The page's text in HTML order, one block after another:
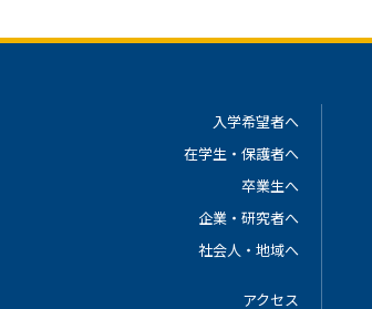
入学希望者へ
在学生・保護者へ
卒業生へ
企業・研究者へ
社会人・地域へ
アクセス